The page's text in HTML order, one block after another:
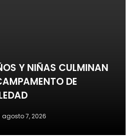
Y NIÑAS CULMINAN
DE
agosto 7, 2026